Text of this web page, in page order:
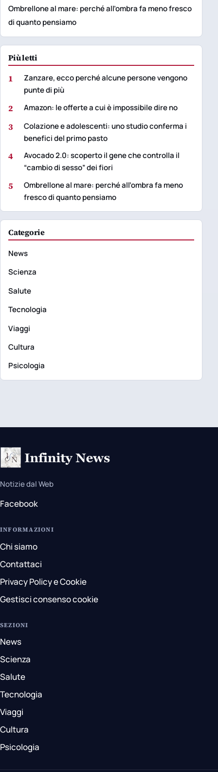
Ombrellone al mare: perché all’ombra fa meno fresco
di quanto pensiamo
Più letti
1
Zanzare, ecco perché alcune persone vengono
punte di più
2 Amazon: le offerte a cui è impossibile dire no
3
Colazione e adolescenti: uno studio conferma i
benefici del primo pasto
4
Avocado 2.0: scoperto il gene che controlla il
“cambio di sesso” dei fiori
5
Ombrellone al mare: perché all’ombra fa meno
fresco di quanto pensiamo
Categorie
News
Scienza
Salute
Tecnologia
Viaggi
Cultura
Psicologia
Notizie dal Web
Facebook
INFORMAZIONI
Chi siamo
Contattaci
Privacy Policy e Cookie
Gestisci consenso cookie
SEZIONI
News
Scienza
Salute
Tecnologia
Viaggi
Cultura
Psicologia